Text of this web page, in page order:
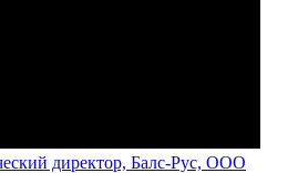
директор, Балс-Рус, ООО